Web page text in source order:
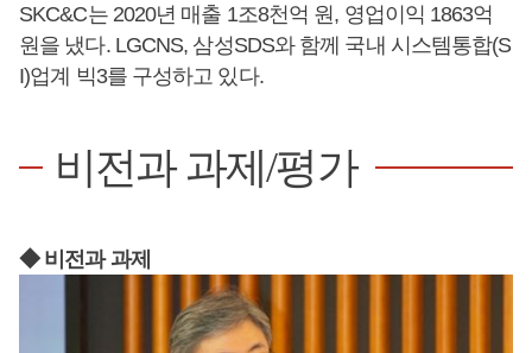
SKC&C는 2020년 매출 1조8천억 원, 영업이익 1863억
원을 냈다. LGCNS, 삼성SDS와 함께 국내 시스템통합(S
I)업계 빅3를 구성하고 있다.
비전과 과제/평가
◆ 비전과 과제